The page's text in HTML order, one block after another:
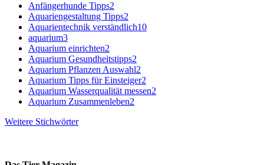
Anfängerhunde Tipps2
Aquariengestaltung Tipps2
Aquarientechnik verständlich10
aquarium3
Aquarium einrichten2
Aquarium Gesundheitstipps2
Aquarium Pflanzen Auswahl2
Aquarium Tipps für Einsteiger2
Aquarium Wasserqualität messen2
Aquarium Zusammenleben2
Weitere Stichwörter